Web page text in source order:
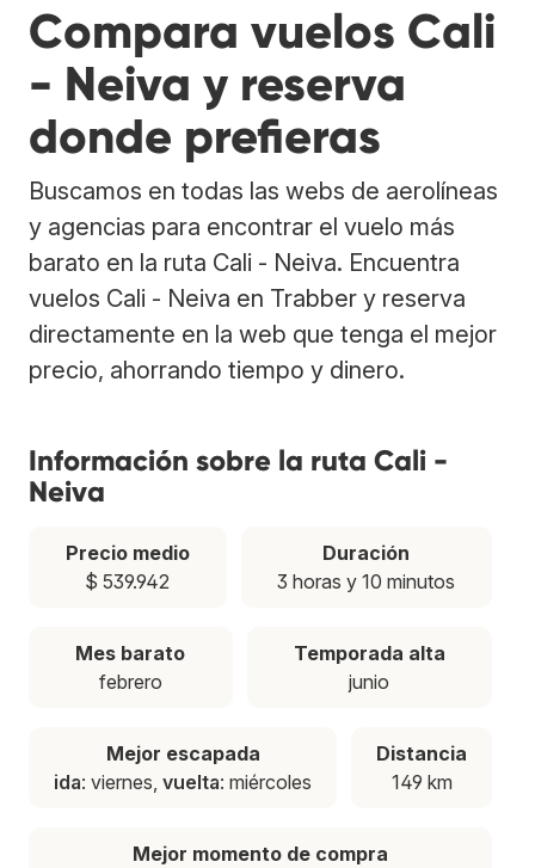
Compara vuelos Cali
- Neiva y reserva
donde prefieras
Buscamos en todas las webs de aerolíneas
y agencias para encontrar el vuelo más
barato en la ruta Cali - Neiva. Encuentra
vuelos Cali - Neiva en Trabber y reserva
directamente en la web que tenga el mejor
precio, ahorrando tiempo y dinero.
Información sobre la ruta Cali -
Neiva
Precio medio
$ 539.942
Duración
3 horas y 10 minutos
Mes barato
febrero
Temporada alta
junio
Mejor escapada
ida: viernes, vuelta: miércoles
Distancia
149 km
Mejor momento de compra